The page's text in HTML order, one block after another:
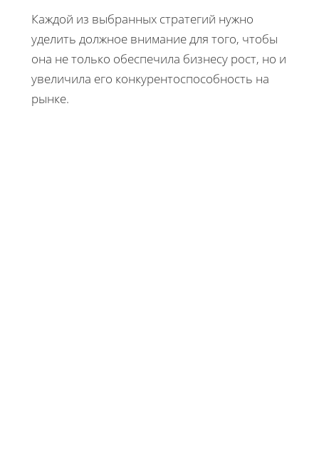
Каждой из выбранных стратегий нужно
уделить должное внимание для того, чтобы
она не только обеспечила бизнесу рост, но и
увеличила его конкурентоспособность на
рынке.